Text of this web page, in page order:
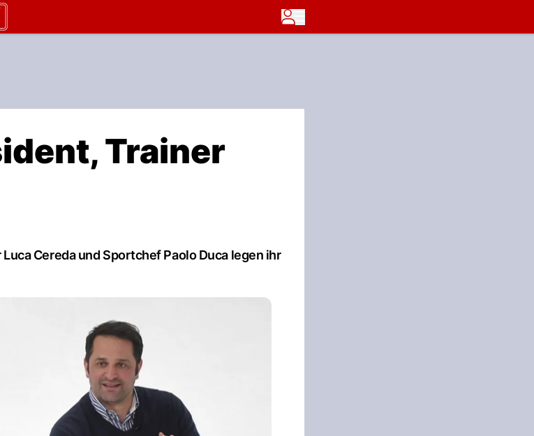
Trainer
Cereda und Sportchef Paolo Duca legen ihr